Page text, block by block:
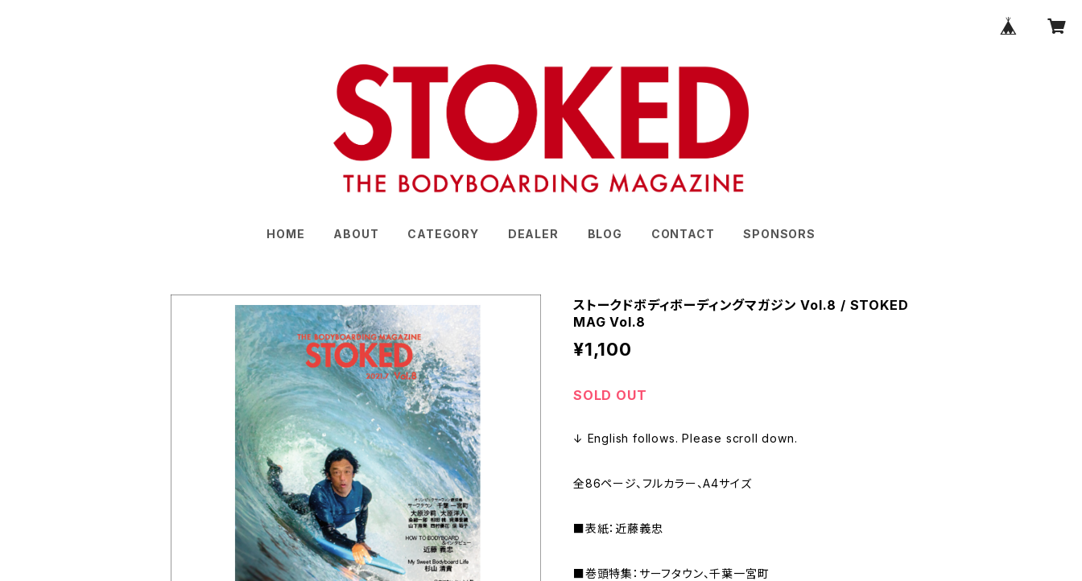
HOME ABOUT CATEGORY DEALER BLOG CONTACT SPONSORS
ストークドボディボーディングマガジン Vol.8 / STOKED
MAG Vol.8
¥1,100
SOLD OUT
↓ English follows. Please scroll down.
全86ページ、フルカラー、A4サイズ
■表紙：近藤義忠
■巻頭特集：サーフタウン、千葉一宮町